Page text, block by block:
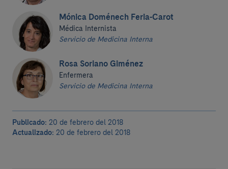
Mónica Doménech Feria-Carot
Médica Internista
Servicio de Medicina Interna
Rosa Soriano Giménez
Enfermera
Servicio de Medicina Interna
Publicado: 20 de febrero del 2018
Actualizado: 20 de febrero del 2018